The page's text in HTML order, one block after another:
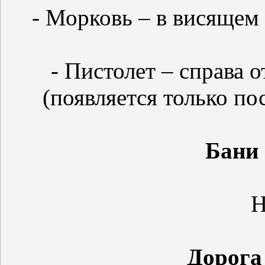
- Морковь – в висящем
- Пистолет – справа
(появляется только